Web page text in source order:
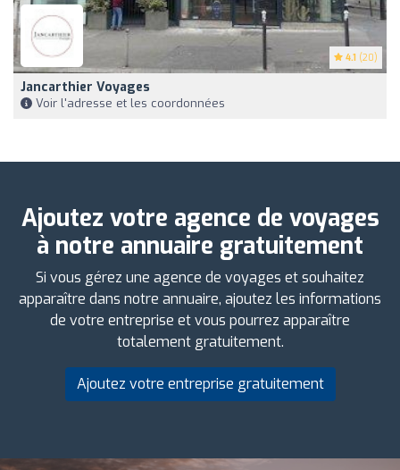
4.1 (20)
Jancarthier Voyages
Voir l'adresse et les coordonnées
Ajoutez votre agence de voyages
à notre annuaire gratuitement
Si vous gérez une agence de voyages et souhaitez
apparaître dans notre annuaire, ajoutez les informations
de votre entreprise et vous pourrez apparaître
totalement gratuitement.
Ajoutez votre entreprise gratuitement